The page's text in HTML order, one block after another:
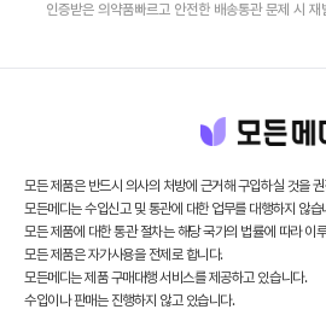
인증받은 의약품빠르고 안전한 배송통관 문제 시 재
모든 제품은 반드시 의사의 처방에 근거해 구입하실 것을
모든메디는 수입신고 및 통관에 대한 업무를 대행하지 않습
모든 제품에 대한 통관 절차는 해당 국가의 법률에 따라 이루
모든 제품은 자가사용을 전제로 합니다.
모든메디는 제품 구매대행 서비스를 제공하고 있습니다.
수입이나 판매는 진행하지 않고 있습니다.